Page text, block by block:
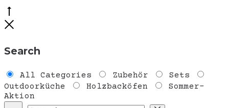
Search
All Categories Zubehör
Sets
Outdoorküche
Holzbacköfen
Sommer-
Aktion